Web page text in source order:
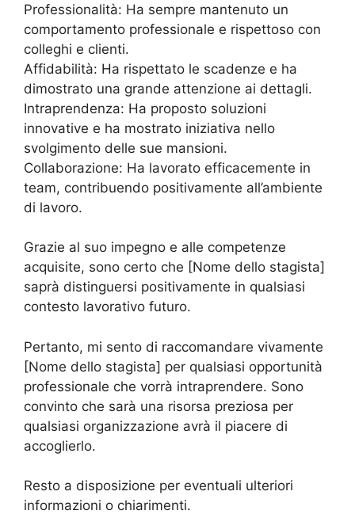
Professionalità: Ha sempre mantenuto un
comportamento professionale e rispettoso con
colleghi e clienti.
Affidabilità: Ha rispettato le scadenze e ha
dimostrato una grande attenzione ai dettagli.
Intraprendenza: Ha proposto soluzioni
innovative e ha mostrato iniziativa nello
svolgimento delle sue mansioni.
Collaborazione: Ha lavorato efficacemente in
team, contribuendo positivamente all’ambiente
di lavoro.
Grazie al suo impegno e alle competenze
acquisite, sono certo che [Nome dello stagista]
saprà distinguersi positivamente in qualsiasi
contesto lavorativo futuro.
Pertanto, mi sento di raccomandare vivamente
[Nome dello stagista] per qualsiasi opportunità
professionale che vorrà intraprendere. Sono
convinto che sarà una risorsa preziosa per
qualsiasi organizzazione avrà il piacere di
accoglierlo.
Resto a disposizione per eventuali ulteriori
informazioni o chiarimenti.